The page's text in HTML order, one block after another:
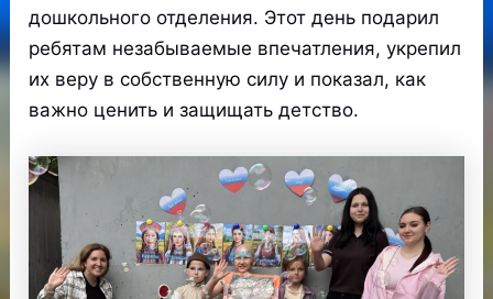
дошкольного отделения. Этот день подарил
ребятам незабываемые впечатления, укрепил
их веру в собственную силу и показал, как
важно ценить и защищать детство.